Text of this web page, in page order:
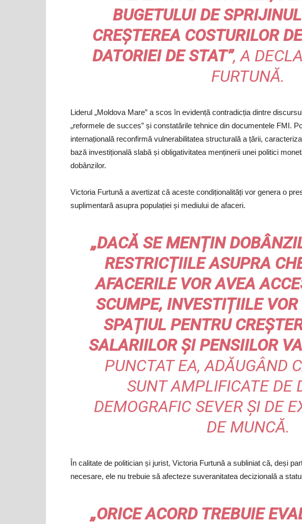
BUGETULUI DE
CREȘTEREA COSTURILOR
DATORIEI DE STAT”, A
FURTUNĂ.
Liderul „Moldova Mare” a scos în evidență contradicția dintre
„reformele de succes” și constatările tehnice din documentele FMI.
internațională reconfirmă vulnerabilitatea structurală a țării,
bază investițională slabă și obligativitatea menținerii unei politici
dobânzilor.
Victoria Furtună a avertizat că aceste condiționalități vor genera o
suplimentară asupra populației și mediului de afaceri.
„DACĂ SE MENȚIN
RESTRICȚIILE ASUPRA
AFACERILE VOR AVEA
SCUMPE, INVESTIȚIILE
SPAȚIUL PENTRU
SALARIILOR ȘI PENSIILOR
PUNCTAT EA, ADĂUGÂND
SUNT AMPLIFICATE DE
DEMOGRAFIC SEVER ȘI DE
DE MUNCĂ.
În calitate de politician și jurist, Victoria Furtună a subliniat că, deși
necesare, ele nu trebuie să afecteze suveranitatea decizională a
„ORICE ACORD TREBUIE